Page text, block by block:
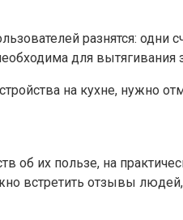
разнятся: одни
для
на кухне, нужно
об их пользе, на
встретить отзывы